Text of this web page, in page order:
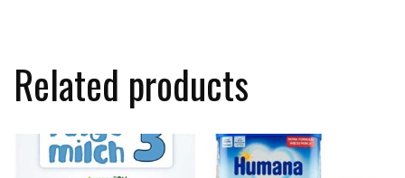
Related products